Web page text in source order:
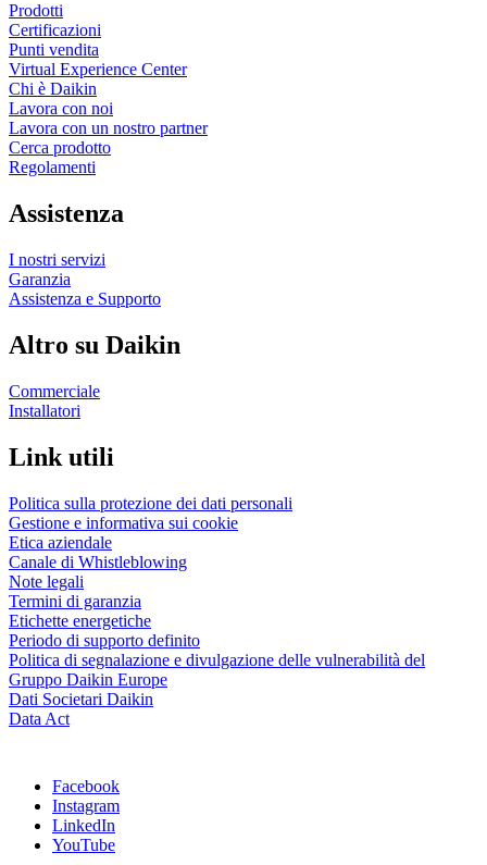
Prodotti
Certificazioni
Punti vendita
Virtual Experience Center
Chi è Daikin
Lavora con noi
Lavora con un nostro partner
Cerca prodotto
Regolamenti
Assistenza
I nostri servizi
Garanzia
Assistenza e Supporto
Altro su Daikin
Commerciale
Installatori
Link utili
Politica sulla protezione dei dati personali
Gestione e informativa sui cookie
Etica aziendale
Canale di Whistleblowing
Note legali
Termini di garanzia
Etichette energetiche
Periodo di supporto definito
Politica di segnalazione e divulgazione delle vulnerabilità del
Gruppo Daikin Europe
Dati Societari Daikin
Data Act
Facebook
Instagram
LinkedIn
YouTube